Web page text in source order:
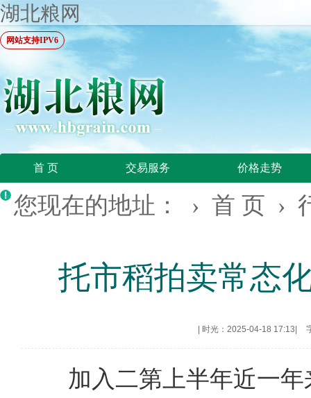
湖北粮网
网站支持IPV6
首 页 交易服务 价格走势
您现在的地址： › 首 页 ›
托市稻拍卖常态
时光：2025-04-18 17:13
加入二第上半年近一年